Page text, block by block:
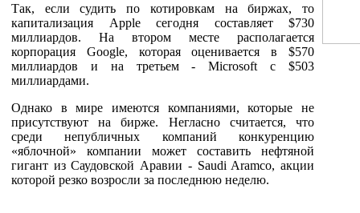
Так, если судить по котировкам на биржах, то
капитализация Apple сегодня составляет $730
миллиардов. На втором месте располагается
корпорация Google, которая оценивается в $570
миллиардов и на третьем - Microsoft c $503
миллиардами.
Однако в мире имеются компаниями, которые не
присутствуют на бирже. Негласно считается, что
среди непубличных компаний конкуренцию
«яблочной» компании может составить нефтяной
гигант из Саудовской Аравии - Saudi Aramco, акции
которой резко возросли за последнюю неделю.